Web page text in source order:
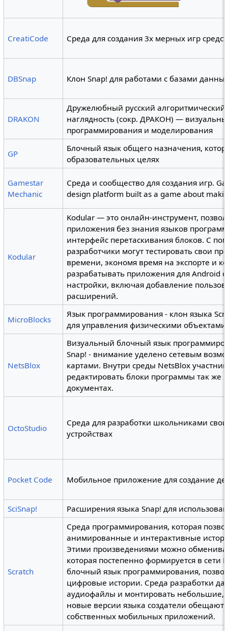
CreatiCode Среда для создания 3х мерных игр
DBSnap Клон Snap! для работами с базами
DRAKON
Дружелюбный русский алгоритмический
наглядность (сокр. ДРАКОН) —
программирования и моделирования
GP
Блочный язык общего назначения,
образовательных целях
Gamestar
Mechanic
Среда и сообщество для создания игр.
design platform built as a game about
Kodular
Kodular — это онлайн-инструмент,
приложения без знания языков
интерфейс перетаскивания блоков. С
разработчики могут тестировать свои
времени, экономя время на экспорте и
разрабатывать приложения для Android
настройки, включая добавление
расширений.
MicroBlocks
Язык программирования - клон языка
для управления физическими объектами
NetsBlox
Визуальный блочный язык
Snap! - внимание уделено сетевым
картами. Внутри среды NetsBlox
редактировать блоки программы так же
документах.
OctoStudio
Среда для разработки школьниками
устройствах
Pocket Code Мобильное приложение для создание
SciSnap! Расширения языка Snap! для
Scratch
Среда программирования, которая
анимированные и интерактивные
Этими произведениями можно
которая постепенно формируется в
блочный язык программирования,
цифровые истории. Среда разработки
аудиофайлы и монтировать
новые версии языка создатели обещают
собственных мобильных приложений.